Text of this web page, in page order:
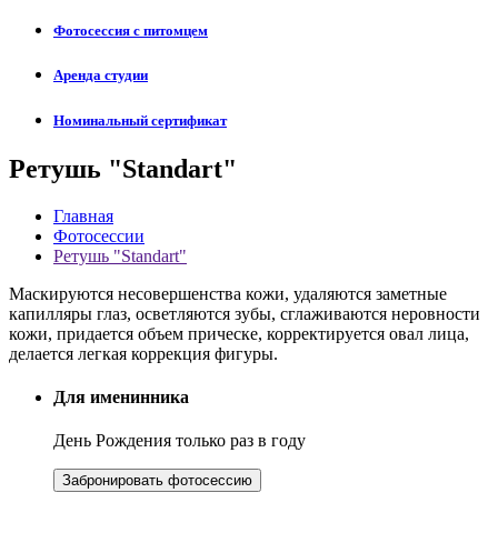
Фотосессия с питомцем
Аренда студии
Номинальный сертификат
Ретушь "Standart"
Главная
Фотосессии
Ретушь "Standart"
Маскируются несовершенства кожи, удаляются заметные
капилляры глаз, осветляются зубы, сглаживаются неровности
кожи, придается объем прическе, корректируется овал лица,
делается легкая коррекция фигуры.
Для именинника
День Рождения только раз в году
Забронировать фотосессию